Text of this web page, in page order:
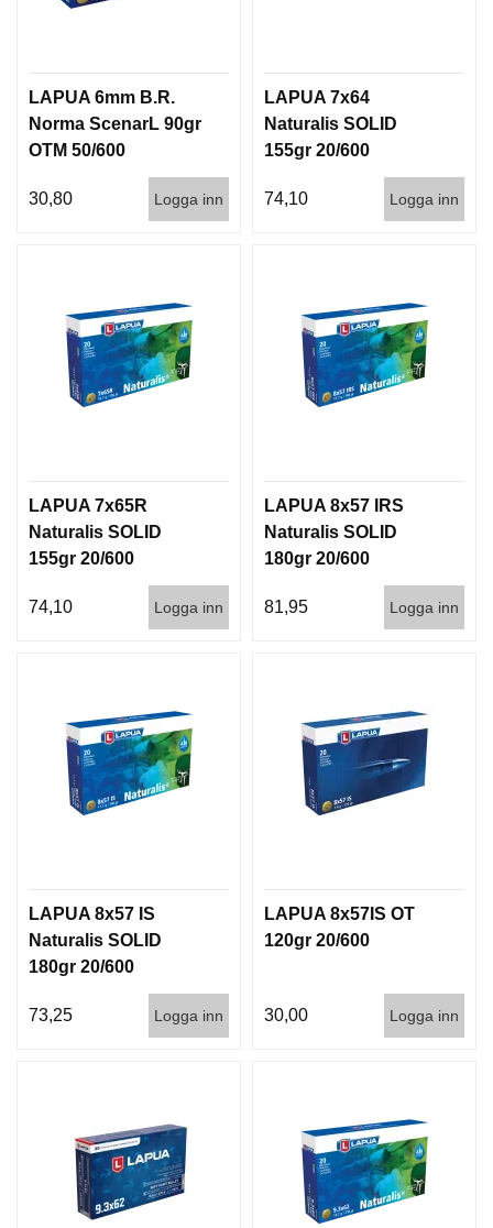
LAPUA 6mm B.R.
Norma ScenarL 90gr
OTM 50/600
30,80 Logga inn
LAPUA 7x64
Naturalis SOLID
155gr 20/600
74,10 Logga inn
LAPUA 7x65R
Naturalis SOLID
155gr 20/600
74,10 Logga inn
LAPUA 8x57 IRS
Naturalis SOLID
180gr 20/600
81,95 Logga inn
LAPUA 8x57 IS
Naturalis SOLID
180gr 20/600
73,25 Logga inn
LAPUA 8x57IS OT
120gr 20/600
30,00 Logga inn